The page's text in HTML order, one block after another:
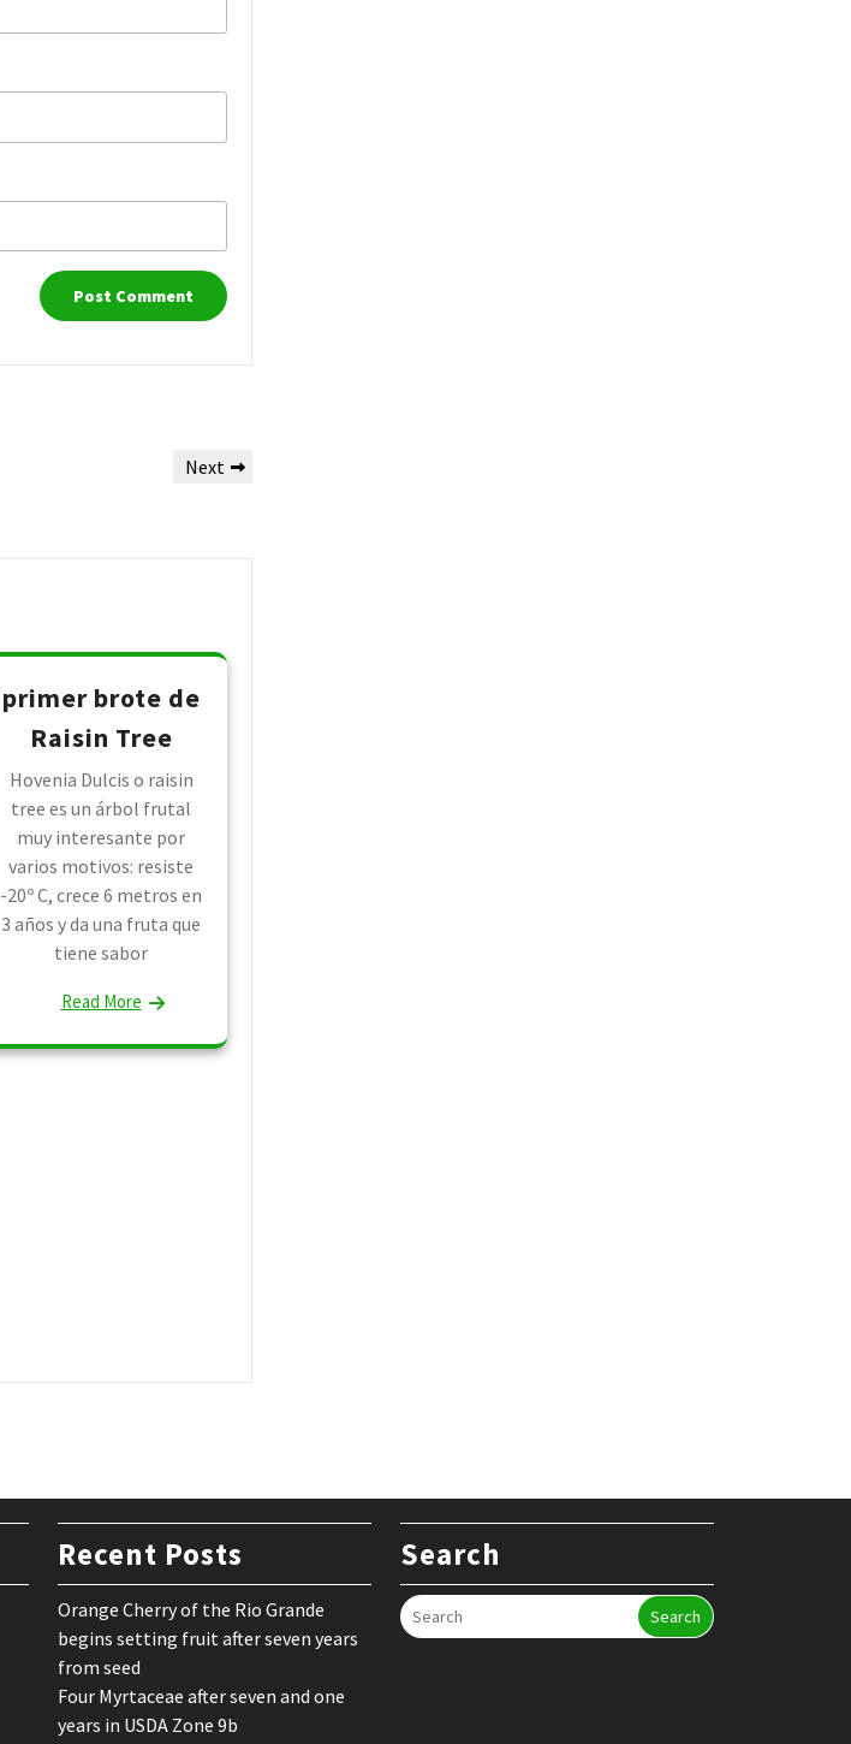
Next
Next
primer brote de
Raisin Tree
Hovenia Dulcis o raisin
tree es un árbol frutal
muy interesante por
varios motivos: resiste
-20º C, crece 6 metros en
3 años y da una fruta que
tiene sabor
Read More
Recent Posts
Orange Cherry of the Rio Grande
begins setting fruit after seven years
from seed
Four Myrtaceae after seven and one
years in USDA Zone 9b
Search
Search